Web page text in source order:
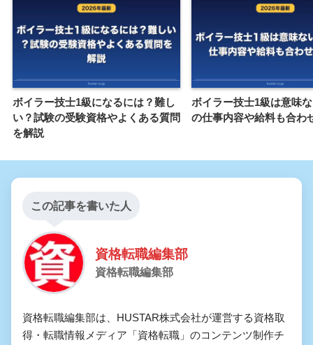
ボイラー技士1級になるには？難し
い？試験の受験資格やよくある質問
を解説
ボイラー技士1級は意味
の仕事内容や給料も合わ
この記事を書いた人
資格転職編集部
資格転職編集部
資格転職編集部は、HUSTAR株式会社が運営する資格取
得・転職情報メディア「資格転職」のコンテンツ制作チ